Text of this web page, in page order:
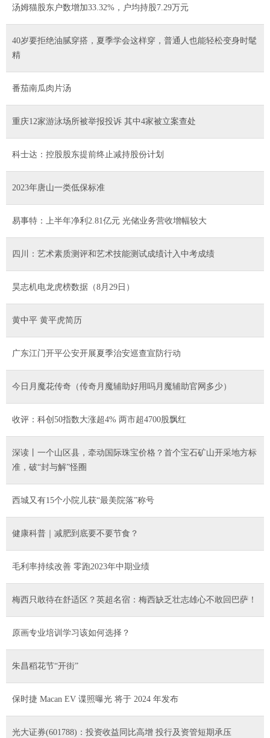
汤姆猫股东户数增加33.32%，户均持股7.29万元
40岁要拒绝油腻穿搭，夏季学会这样穿，普通人也能轻松变身时髦
精
番茄南瓜肉片汤
重庆12家游泳场所被举报投诉 其中4家被立案查处
科士达：控股股东提前终止减持股份计划
2023年唐山一类低保标准
易事特：上半年净利2.81亿元 光储业务营收增幅较大
四川：艺术素质测评和艺术技能测试成绩计入中考成绩
昊志机电龙虎榜数据（8月29日）
黄中平 黄平虎简历
广东江门开平公安开展夏季治安巡查宣防行动
今日月魔花传奇（传奇月魔辅助好用吗月魔辅助官网多少）
收评：科创50指数大涨超4% 两市超4700股飘红
深读丨一个山区县，牵动国际珠宝价格？首个宝石矿山开采地方标
准，破“封与解”怪圈
西城又有15个小院儿获“最美院落”称号
健康科普｜减肥到底要不要节食？
毛利率持续改善 零跑2023年中期业绩
梅西只敢待在舒适区？英超名宿：梅西缺乏壮志雄心不敢回巴萨！
原画专业培训学习该如何选择？
朱昌稻花节“开街”
保时捷 Macan EV 谍照曝光 将于 2024 年发布
光大证券(601788)：投资收益同比高增 投行及资管短期承压